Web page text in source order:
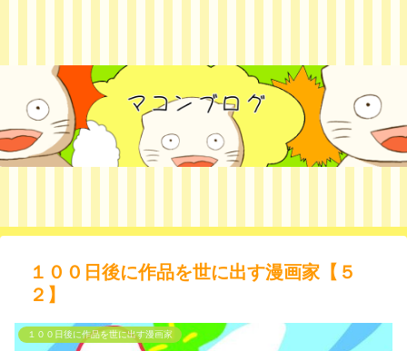
１００日後に作品を世に出す漫画家【５
２】
１００日後に作品を世に出す漫画家